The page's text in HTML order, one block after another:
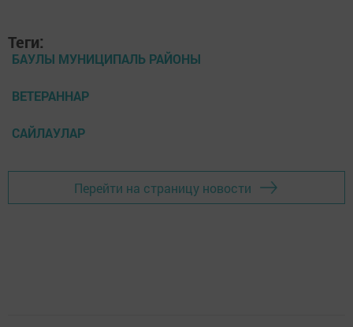
Теги:
БАУЛЫ МУНИЦИПАЛЬ РАЙОНЫ
ВЕТЕРАННАР
САЙЛАУЛАР
Перейти на страницу новости